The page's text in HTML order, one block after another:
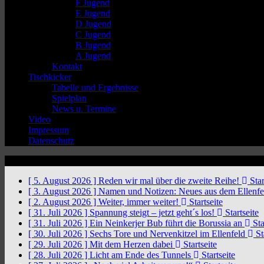
F Jugend
E Jugend
D Jugend
C Jugend
B Jugend
A Jugend
Kontakt
Tischkicker
Tabelle und Ergebnisse
Spielplan
News u. Termine
Video
Impressum
Datenschutz
[ 5. August 2026 ] Reden wir mal über die zweite Reihe!
[ 3. August 2026 ] Namen und Notizen: Neues aus dem
[ 2. August 2026 ] Weiter, immer weiter!
Startseite
[ 31. Juli 2026 ] Spannung steigt – jetzt geht´s los!
Startseite
[ 31. Juli 2026 ] Ein Neinkerjer Bub führt die Borussia an
[ 30. Juli 2026 ] Sechs Tore und Nervenkitzel im Ellenfeld
[ 29. Juli 2026 ] Mit dem Herzen dabei
Startseite
[ 28. Juli 2026 ] Licht am Ende des Tunnels
Startseite